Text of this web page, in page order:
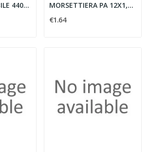
STAFFA REGOLABILE 440X800MM KG80 MORSETTIERA PA 12X1,5 CON LAMELLA
€1.64